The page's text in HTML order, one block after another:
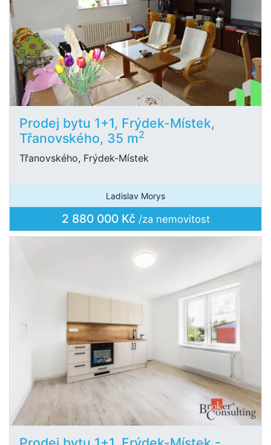
Prodej bytu 1+1, Frýdek-Místek,
Třanovského, 35 m2
Třanovského, Frýdek-Místek
Ladislav Morys
2 880 000 Kč /za nemovitost